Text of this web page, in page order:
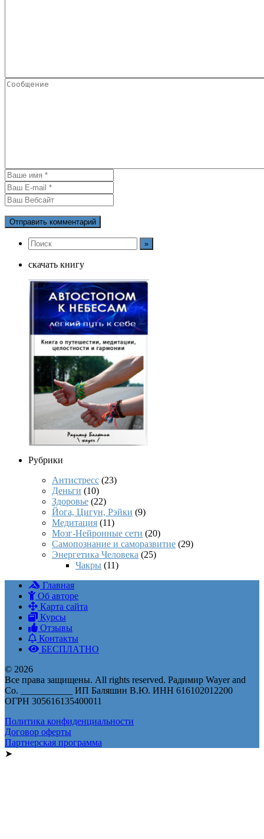
скачать книгу
Рубрики
Антистресс (23)
Деньги (10)
Здоровье (22)
Йога, Цигун, Рэйки (9)
Медитация (11)
Мозг-Нейронные сети (20)
Самопознание и саморазвитие (29)
Энергетика Человека (25)
Чакры (11)
Главная
Об авторе
Карта сайта
Курсы
Отзывы
Контакты
БЕСПЛАТНО
© 2026
Все права защищены. All rights reserved. Радимир Wayer and
Co. ___________ ИП Баляшин В.Ю. ИНН 616102012200
ОГРН 305616135400011
Политика конфиденциальности
Договор оферты
Партнерская программа
➤